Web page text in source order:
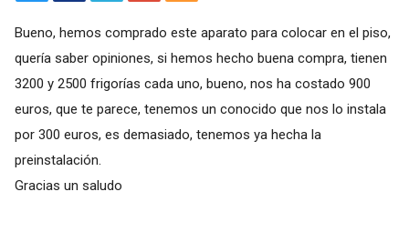
Bueno, hemos comprado este aparato para colocar en el piso,
quería saber opiniones, si hemos hecho buena compra, tienen
3200 y 2500 frigorías cada uno, bueno, nos ha costado 900
euros, que te parece, tenemos un conocido que nos lo instala
por 300 euros, es demasiado, tenemos ya hecha la
preinstalación.
Gracias un saludo